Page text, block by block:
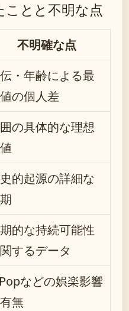
ことと不明な点
不明確な点
・年齢による最
の個人差
の具体的な理想
的起源の詳細な
的な持続可能性
するデータ
などの娯楽影響
無